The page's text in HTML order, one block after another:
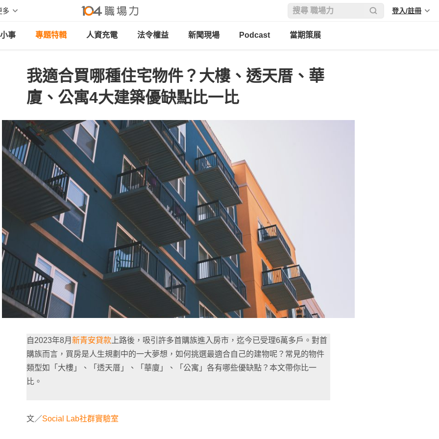
多 登入/註冊
事 專題特輯 人資充電 法令權益 新聞現場 Podcast 當期策展
我適合買哪種住宅物件？大樓、透天厝、華
廈、公寓4大建築優缺點比一比
自2023年8月 新青安貸款 上路後，吸引許多首購族進入房市，迄今已受理6萬多戶。對首
購族而言，買房是人生規劃中的一大夢想，如何挑選最適合自己的建物呢？常見的物件
類型如「大樓」、「透天厝」、「華廈」、「公寓」各有哪些優缺點？本文帶你比一
比。
文／Social Lab社群實驗室